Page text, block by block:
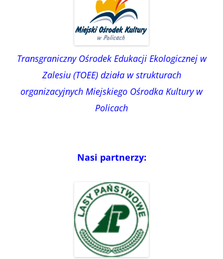
Transgraniczny Ośrodek Edukacji Ekologicznej w
Zalesiu (TOEE) działa w strukturach
organizacyjnych Miejskiego Ośrodka Kultury w
Policach
Nasi partnerzy: